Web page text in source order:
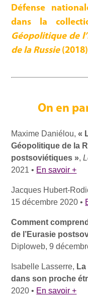
Défense
dans la
Géopolitique de
de la Russie
On en
Maxime Daniélou,«
Géopolitique de la
postsoviétiques »,
2021 • En savoir +
Jacques Hubert-
15 décembre 2020 •
Comment
de l’Eurasie
Diploweb, 9
Isabelle Lasserre,
dans son proche
2020 • En savoir +